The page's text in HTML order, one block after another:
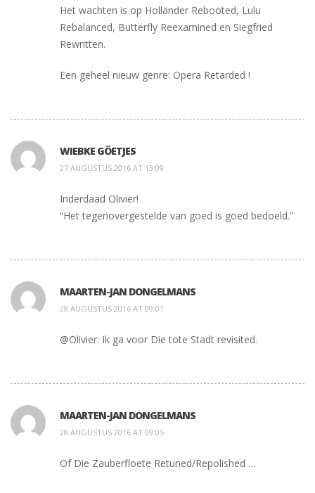
Het wachten is op Holländer Rebooted, Lulu
Rebalanced, Butterfly Reexamined en Siegfried
Rewritten.
Een geheel nieuw genre: Opera Retarded !
WIEBKE GÖETJES
27 AUGUSTUS 2016 AT 13:09
Inderdaad Olivier!
“Het tegenovergestelde van goed is goed bedoeld.”
MAARTEN-JAN DONGELMANS
28 AUGUSTUS 2016 AT 09:01
@Olivier: Ik ga voor Die tote Stadt revisited.
MAARTEN-JAN DONGELMANS
28 AUGUSTUS 2016 AT 09:05
Of Die Zauberfloete Retuned/Repolished …